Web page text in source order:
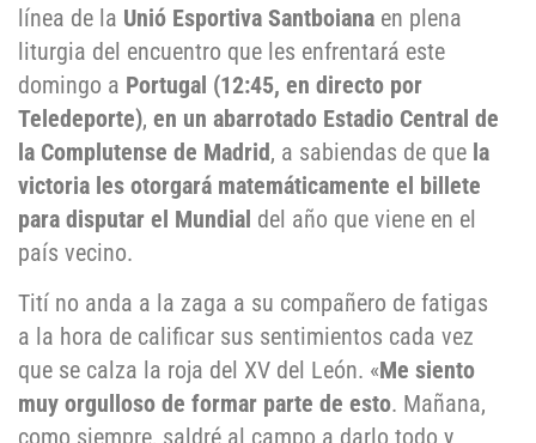
línea de la Unió Esportiva Santboiana en plena
liturgia del encuentro que les enfrentará este
domingo a Portugal (12:45, en directo por
Teledeporte), en un abarrotado Estadio Central de
la Complutense de Madrid, a sabiendas de que la
victoria les otorgará matemáticamente el billete
para disputar el Mundial del año que viene en el
país vecino.
Tití no anda a la zaga a su compañero de fatigas
a la hora de calificar sus sentimientos cada vez
que se calza la roja del XV del León. «Me siento
muy orgulloso de formar parte de esto. Mañana,
como siempre, saldré al campo a darlo todo y